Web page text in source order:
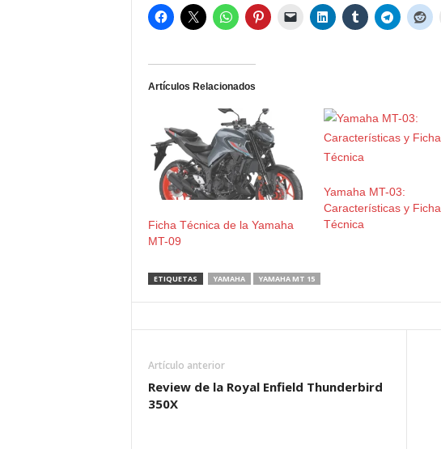
Artículos Relacionados
Ficha Técnica de la Yamaha
MT-09
Yamaha MT-03:
Características y Ficha
Técnica
ETIQUETAS YAMAHA YAMAHA MT 15
Artículo anterior
Review de la Royal Enfield Thunderbird
350X